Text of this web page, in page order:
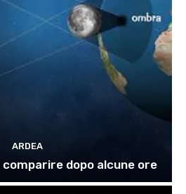
ARDEA
dopo alcune ore